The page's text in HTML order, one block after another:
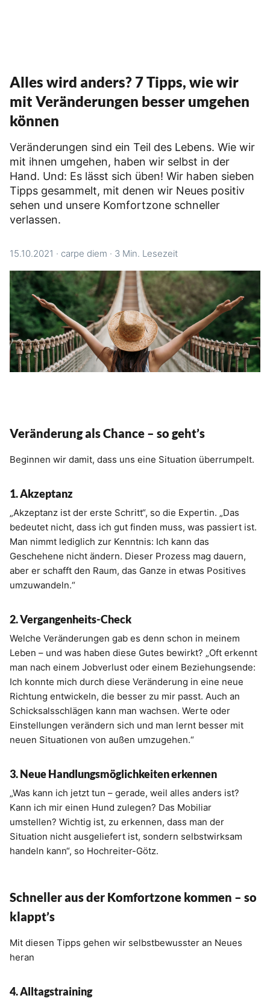
Alles wird anders? 7 Tipps, wie wir
mit Veränderungen besser umgehen
können
Veränderungen sind ein Teil des Lebens. Wie wir
mit ihnen umgehen, haben wir selbst in der
Hand. Und: Es lässt sich üben! Wir haben sieben
Tipps gesammelt, mit denen wir Neues positiv
sehen und unsere Komfortzone schneller
verlassen.
15.10.2021 · carpe diem · 3 Min. Lesezeit
Veränderung als Chance – so geht’s
Beginnen wir damit, dass uns eine Situation überrumpelt.
1. Akzeptanz
„Akzeptanz ist der erste Schritt“, so die Expertin. „Das
bedeutet nicht, dass ich gut finden muss, was passiert ist.
Man nimmt lediglich zur Kenntnis: Ich kann das
Geschehene nicht ändern. Dieser Prozess mag dauern,
aber er schafft den Raum, das Ganze in etwas Positives
umzuwandeln.“
2. Vergangenheits-Check
Welche Veränderungen gab es denn schon in meinem
Leben – und was haben diese Gutes bewirkt? „Oft erkennt
man nach einem Jobverlust oder einem Beziehungsende:
Ich konnte mich durch diese Veränderung in eine neue
Richtung entwickeln, die besser zu mir passt. Auch an
Schicksalsschlägen kann man wachsen. Werte oder
Einstellungen verändern sich und man lernt besser mit
neuen Situationen von außen umzugehen.“
3. Neue Handlungsmöglichkeiten erkennen
„Was kann ich jetzt tun – gerade, weil alles anders ist?
Kann ich mir einen Hund zulegen? Das Mobiliar
umstellen? Wichtig ist, zu erkennen, dass man der
Situation nicht ausgeliefert ist, sondern selbstwirksam
handeln kann“, so Hochreiter-Götz.
Schneller aus der Komfortzone kommen – so
klappt’s
Mit diesen Tipps gehen wir selbstbewusster an Neues
heran
4. Alltagstraining